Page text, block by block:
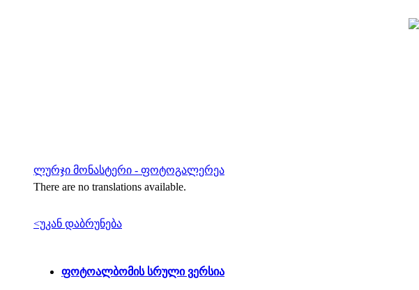
ლურჯი მონასტერი - ფოტოგალერეა
There are no translations available.
<უკან დაბრუნება
ფოტოალბომის სრული ვერსია